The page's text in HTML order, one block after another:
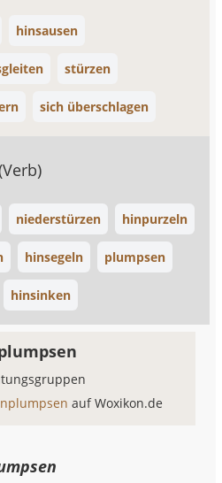
hinsausen
stürzen
sich überschlagen
niederstürzen hinpurzeln
hinsegeln plumpsen
hinsinken
auf Woxikon.de